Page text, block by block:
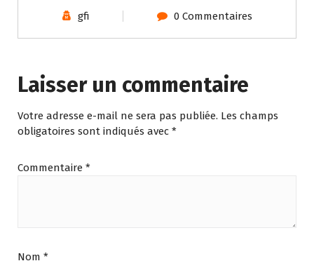
gfi 0 Commentaires
Laisser un commentaire
Votre adresse e-mail ne sera pas publiée. Les champs
obligatoires sont indiqués avec *
Commentaire *
Nom *